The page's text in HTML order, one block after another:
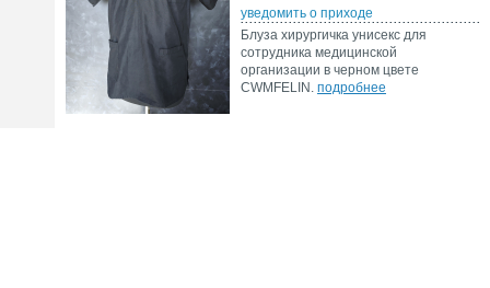
уведомить о приходе
Блуза хирургичка унисекс для
сотрудника медицинской
организации в черном цвете
CWMFELIN. подробнее